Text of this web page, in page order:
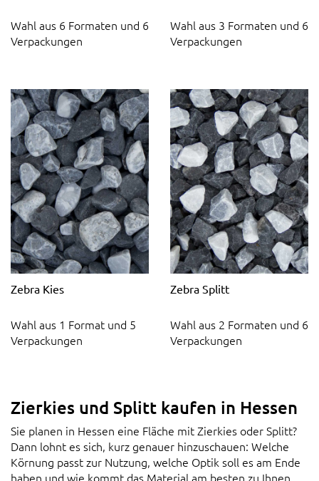
Wahl aus 6 Formaten und 6
Verpackungen
Wahl aus 3 Formaten und 6
Verpackungen
Zebra Kies
Wahl aus 1 Format und 5
Verpackungen
Zebra Splitt
Wahl aus 2 Formaten und 6
Verpackungen
Zierkies und Splitt kaufen in Hessen
Sie planen in Hessen eine Fläche mit Zierkies oder Splitt?
Dann lohnt es sich, kurz genauer hinzuschauen: Welche
Körnung passt zur Nutzung, welche Optik soll es am Ende
haben und wie kommt das Material am besten zu Ihnen